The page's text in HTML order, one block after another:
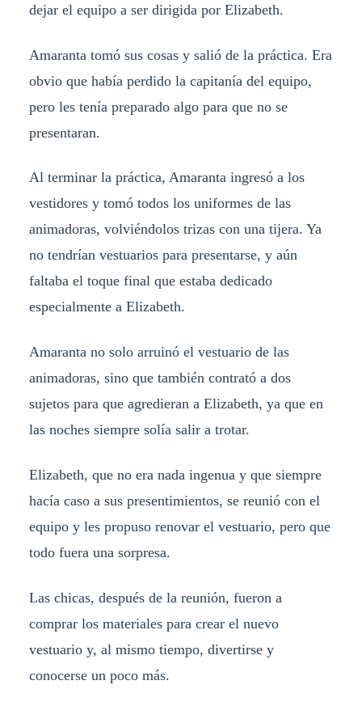
dejar el equipo a ser dirigida por Elizabeth.
Amaranta tomó sus cosas y salió de la práctica. Era
obvio que había perdido la capitanía del equipo,
pero les tenía preparado algo para que no se
presentaran.
Al terminar la práctica, Amaranta ingresó a los
vestidores y tomó todos los uniformes de las
animadoras, volviéndolos trizas con una tijera. Ya
no tendrían vestuarios para presentarse, y aún
faltaba el toque final que estaba dedicado
especialmente a Elizabeth.
Amaranta no solo arruinó el vestuario de las
animadoras, sino que también contrató a dos
sujetos para que agredieran a Elizabeth, ya que en
las noches siempre solía salir a trotar.
Elizabeth, que no era nada ingenua y que siempre
hacía caso a sus presentimientos, se reunió con el
equipo y les propuso renovar el vestuario, pero que
todo fuera una sorpresa.
Las chicas, después de la reunión, fueron a
comprar los materiales para crear el nuevo
vestuario y, al mismo tiempo, divertirse y
conocerse un poco más.